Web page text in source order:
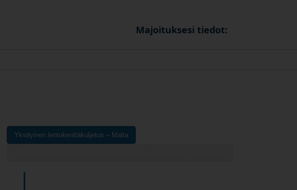
Majoituksesi tiedot:
Yksityinen lentokenttäkuljetus – Malta